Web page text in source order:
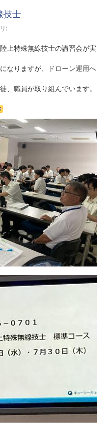
技士
:
上特殊無線技士の講習会が実
なりますが、ドローン運用へ
、職員が取り組んでいます。